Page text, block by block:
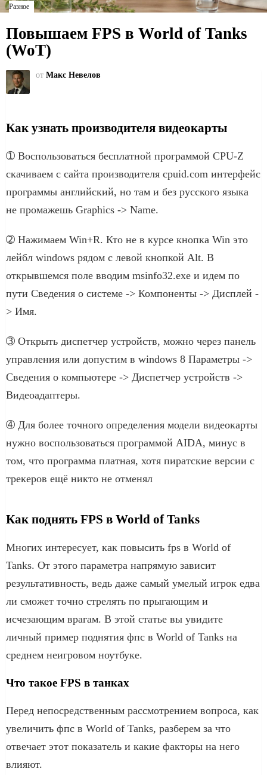
Разное
Повышаем FPS в World of Tanks
(WoT)
от Макс Невелов
Как узнать производителя видеокарты
➀ Воспользоваться бесплатной программой CPU-Z
скачиваем с сайта производителя cpuid.com интерфейс
программы английский, но там и без русского языка
не промажешь Graphics -> Name.
➁ Нажимаем Win+R. Кто не в курсе кнопка Win это
лейбл windows рядом с левой кнопкой Alt. В
открывшемся поле вводим msinfo32.exe и идем по
пути Сведения о системе -> Компоненты -> Дисплей -
> Имя.
➂ Открыть диспетчер устройств, можно через панель
управления или допустим в windows 8 Параметры ->
Сведения о компьютере -> Диспетчер устройств ->
Видеоадаптеры.
➃ Для более точного определения модели видеокарты
нужно воспользоваться программой AIDA, минус в
том, что программа платная, хотя пиратские версии с
трекеров ещё никто не отменял
Как поднять FPS в World of Tanks
Многих интересует, как повысить fps в World of
Tanks. От этого параметра напрямую зависит
результативность, ведь даже самый умелый игрок едва
ли сможет точно стрелять по прыгающим и
исчезающим врагам. В этой статье вы увидите
личный пример поднятия фпс в World of Tanks на
среднем неигровом ноутбуке.
Что такое FPS в танках
Перед непосредственным рассмотрением вопроса, как
увеличить фпс в World of Tanks, разберем за что
отвечает этот показатель и какие факторы на него
влияют.